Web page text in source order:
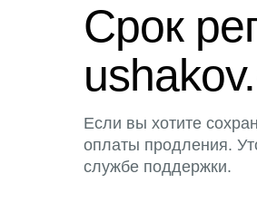
Срок
Если вы хотите
оплаты продления.
службе поддержки.